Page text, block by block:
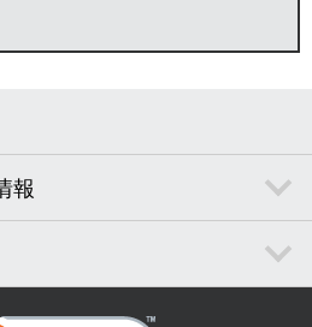
報